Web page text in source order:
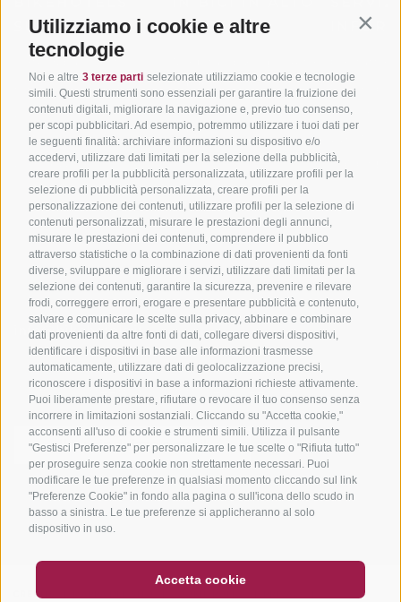
Utilizziamo i cookie e altre
tecnologie
Noi e altre 3 terze parti selezionate utilizziamo cookie e tecnologie
simili. Questi strumenti sono essenziali per garantire la fruizione dei
contenuti digitali, migliorare la navigazione e, previo tuo consenso,
per scopi pubblicitari. Ad esempio, potremmo utilizzare i tuoi dati per
le seguenti finalità: archiviare informazioni su dispositivo e/o
accedervi, utilizzare dati limitati per la selezione della pubblicità,
creare profili per la pubblicità personalizzata, utilizzare profili per la
selezione di pubblicità personalizzata, creare profili per la
personalizzazione dei contenuti, utilizzare profili per la selezione di
contenuti personalizzati, misurare le prestazioni degli annunci,
misurare le prestazioni dei contenuti, comprendere il pubblico
attraverso statistiche o la combinazione di dati provenienti da fonti
diverse, sviluppare e migliorare i servizi, utilizzare dati limitati per la
selezione dei contenuti, garantire la sicurezza, prevenire e rilevare
frodi, correggere errori, erogare e presentare pubblicità e contenuto,
salvare e comunicare le scelte sulla privacy, abbinare e combinare
dati provenienti da altre fonti di dati, collegare diversi dispositivi,
identificare i dispositivi in base alle informazioni trasmesse
automaticamente, utilizzare dati di geolocalizzazione precisi,
riconoscere i dispositivi in base a informazioni richieste attivamente.
Puoi liberamente prestare, rifiutare o revocare il tuo consenso senza
incorrere in limitazioni sostanziali. Cliccando su "Accetta cookie,"
acconsenti all'uso di cookie e strumenti simili. Utilizza il pulsante
"Gestisci Preferenze" per personalizzare le tue scelte o "Rifiuta tutto"
per proseguire senza cookie non strettamente necessari. Puoi
modificare le tue preferenze in qualsiasi momento cliccando sul link
"Preferenze Cookie" in fondo alla pagina o sull'icona dello scudo in
basso a sinistra. Le tue preferenze si applicheranno al solo
dispositivo in uso.
Accetta cookie
NEWSLETTER
SOCIAL WALL METEO
SÜDTIROL
Hotel & pacchetti
Pacchetti vacanze
Buoni vacanza
Hot Deals
Bike & Work
ADIGE
Adige
In bici da corsa in Alto
Adige
Ciclabili in Alto Adige
Scuole bike
Tutti i tour
Come
Meteo
Catalogo
info@bikehotels.it
ISCRIVITI ALLA NOSTRA NEWSLETTER
ISCRIVITI ADESSO
CREDITS